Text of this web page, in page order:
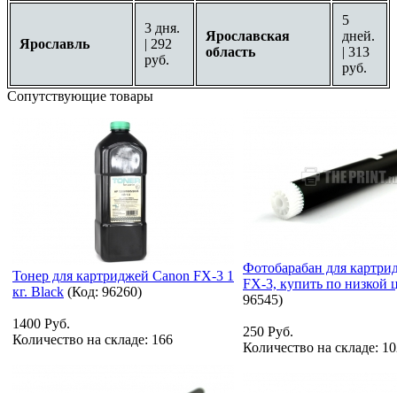
Ярославль
3 дня.
| 292
руб.
Ярославская
область
5
дней.
| 313
руб.
Сопутствующие товары
Тонер для картриджей Canon FX-3 1
кг. Black (Код: 96260)
1400 Руб.
Количество на складе: 166
Фотобарабан для
FX-3, купить по низкой
96545)
250 Руб.
Количество на складе: